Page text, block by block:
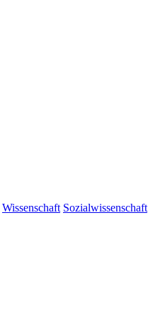
Wissenschaft Sozialwissenschaft